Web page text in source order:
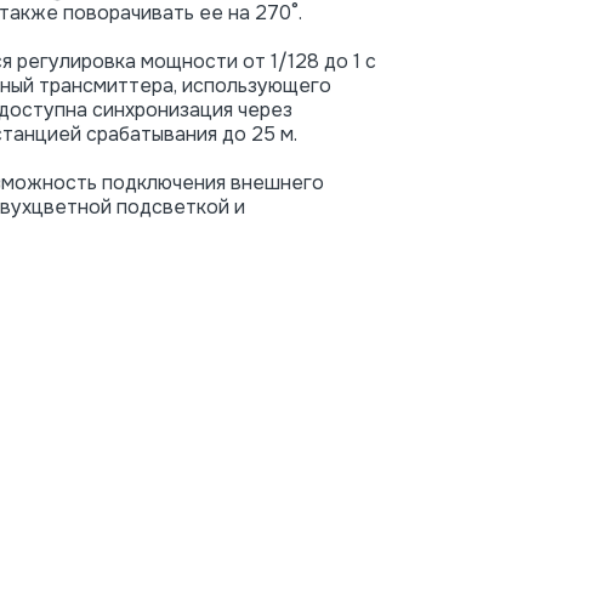
поворачивать ее на 270°.
мощности от 1/128 до 1 с
трансмиттера, использующего
синхронизация через
срабатывания до 25 м.
подключения внешнего
подсветкой и